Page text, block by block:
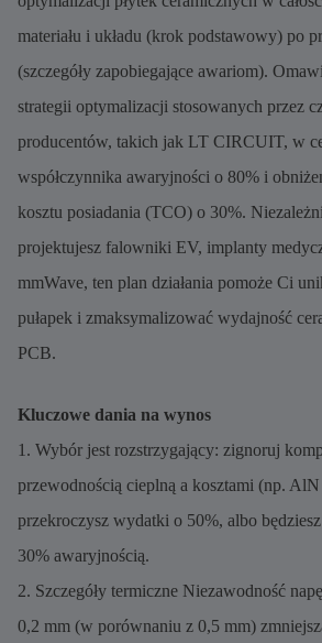
materiału i układu (krok podstawowy) po
(szczegóły zapobiegające awariom).
strategii optymalizacji stosowanych przez
producentów, takich jak LT CIRCUIT, w
współczynnika awaryjności o 80% i
kosztu posiadania (TCO) o 30%.
projektujesz falowniki EV, implanty
mmWave, ten plan działania pomoże Ci
pułapek i zmaksymalizować wydajność
PCB.
Kluczowe dania na wynos
1. Wybór jest rozstrzygający: zignoruj
przewodnością cieplną a kosztami (np.
przekroczysz wydatki o 50%, albo
30% awaryjnością.
2. Szczegóły termiczne Niezawodność
0,2 mm (w porównaniu z 0,5 mm)